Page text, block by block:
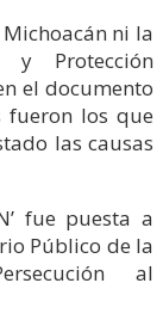
ni la
y Protección
el documento
fueron los que
las causas
fue puesta a
Público de la
al